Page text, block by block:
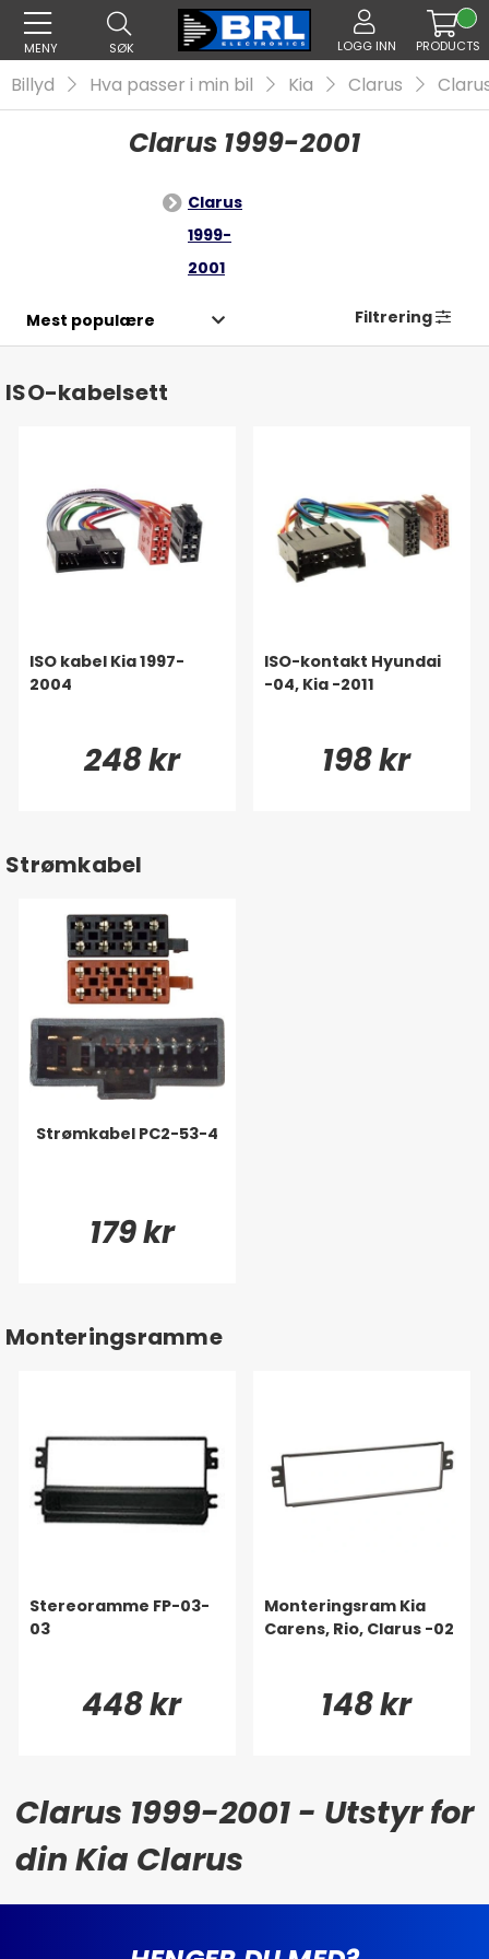
MENY SØK LOGG INN PRODUCTS
Billyd Hva passer i min bil Kia Clarus
Clarus 1999-2001
Clarus
1999-
2001
Filtrering
ISO-kabelsett
ISO kabel Kia 1997-
2004
248 kr
ISO-kontakt Hyundai
-04, Kia -2011
198 kr
Strømkabel
Strømkabel PC2-53-4
179 kr
Monteringsramme
Stereoramme FP-03-
03
448 kr
Monteringsram Kia
Carens, Rio, Clarus -02
148 kr
Clarus 1999-2001 - Utstyr for
din Kia Clarus